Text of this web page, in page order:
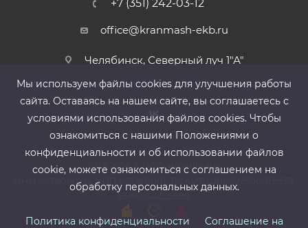
+7 (351) 242-03-12
office@kranmash-ekb.ru
Челябинск, Северный луч 1"А"
2013-2026 ©ООО «КранМаш»
ИНН 6678080212, КПП 667801001 ,Р/с 40702810302500019939,
БИК 044525999
Мы используем файлы cооkies для улучшения работы
сайта. Оставаясь на нашем сайте, вы соглашаетесь с
условиями использования файлов cооkies. Чтобы
ознакомиться с нашими Положениями о
конфиденциальности и об использовании файлов
cookie, можете ознакомиться с соглашением на
обработку персональных данных.
Политика конфиденциальности Соглашение на